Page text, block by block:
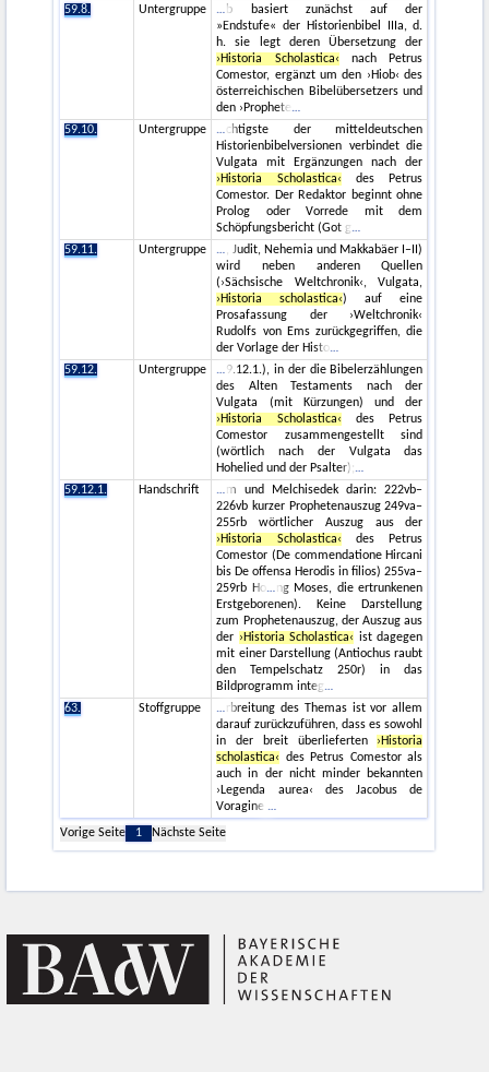
59.8.
Untergruppe
b basiert zunächst auf der
»Endstufe« der Historienbibel IIIa, d.
h. sie legt deren Übersetzung der
›Historia Scholastica‹ nach Petrus
Comestor, ergänzt um den ›Hiob‹ des
österreichischen Bibelübersetzers und
den ›Prophete
59.10.
Untergruppe
chtigste der mitteldeutschen
Historienbibelversionen verbindet die
Vulgata mit Ergänzungen nach der
›Historia Scholastica‹ des Petrus
Comestor. Der Redaktor beginnt ohne
Prolog oder Vorrede mit dem
Schöpfungsbericht (Got g
59.11.
Untergruppe
, Judit, Nehemia und Makkabäer I–II)
wird neben anderen Quellen
(›Sächsische Weltchronik‹, Vulgata,
›Historia scholastica‹) auf eine
Prosafassung der ›Weltchronik‹
Rudolfs von Ems zurückgegriffen, die
der Vorlage der Histo
59.12.
Untergruppe
9.12.1.), in der die Bibelerzählungen
des Alten Testaments nach der
Vulgata (mit Kürzungen) und der
›Historia Scholastica‹ des Petrus
Comestor zusammengestellt sind
(wörtlich nach der Vulgata das
Hohelied und der Psalter);
59.12.1.
Handschrift
m und Melchisedek darin: 222vb–
226vb kurzer Prophetenauszug 249va–
255rb wörtlicher Auszug aus der
›Historia Scholastica‹ des Petrus
Comestor (De commendatione Hircani
bis De offensa Herodis in filios) 255va–
259rb Ho
ng Moses, die ertrunkenen
Erstgeborenen). Keine Darstellung
zum Prophetenauszug, der Auszug aus
der ›Historia Scholastica‹ ist dagegen
mit einer Darstellung (Antiochus raubt
den Tempelschatz 250r) in das
Bildprogramm integ
63.
Stoffgruppe
rbreitung des Themas ist vor allem
darauf zurückzuführen, dass es sowohl
in der breit überlieferten ›Historia
scholastica‹ des Petrus Comestor als
auch in der nicht minder bekannten
›Legenda aurea‹ des Jacobus de
Voragine
Vorige Seite
1 Nächste Seite